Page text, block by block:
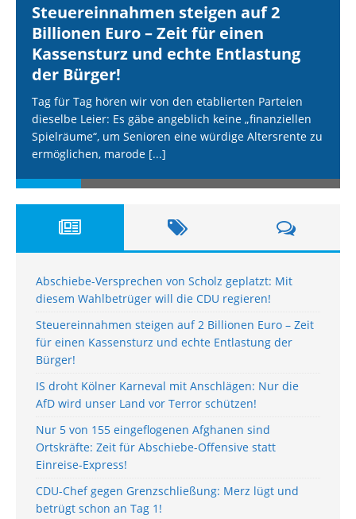
Steuereinnahmen steigen auf 2
Billionen Euro – Zeit für einen
Kassensturz und echte Entlastung
der Bürger!
Tag für Tag hören wir von den etablierten Parteien
dieselbe Leier: Es gäbe angeblich keine „finanziellen
Spielräume“, um Senioren eine würdige Altersrente zu
ermöglichen, marode [...]
Abschiebe-Versprechen von Scholz geplatzt: Mit
diesem Wahlbetrüger will die CDU regieren!
Steuereinnahmen steigen auf 2 Billionen Euro – Zeit
für einen Kassensturz und echte Entlastung der
Bürger!
IS droht Kölner Karneval mit Anschlägen: Nur die
AfD wird unser Land vor Terror schützen!
Nur 5 von 155 eingeflogenen Afghanen sind
Ortskräfte: Zeit für Abschiebe-Offensive statt
Einreise-Express!
CDU-Chef gegen Grenzschließung: Merz lügt und
betrügt schon an Tag 1!